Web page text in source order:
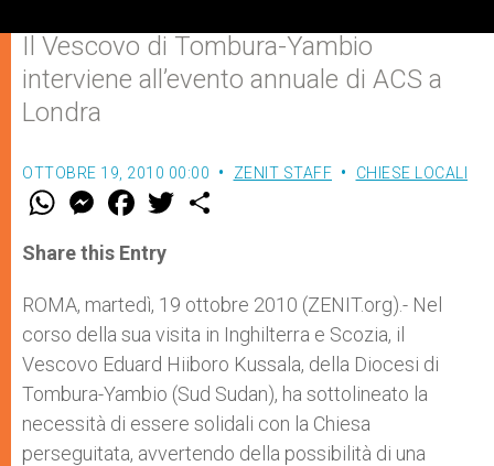
Il Vescovo di Tombura-Yambio
interviene all’evento annuale di ACS a
Londra
OTTOBRE 19, 2010 00:00 ZENIT STAFF CHIESE LOCALI
W
t
s
p
p
M
e
s
e
g
e
F
a
e
b
o
k
w
r
Share this Entry
ROMA, martedì, 19 ottobre 2010 (ZENIT.org).- Nel
corso della sua visita in Inghilterra e Scozia, il
Vescovo Eduard Hiiboro Kussala, della Diocesi di
Tombura-Yambio (Sud Sudan), ha sottolineato la
necessità di essere solidali con la Chiesa
perseguitata, avvertendo della possibilità di una